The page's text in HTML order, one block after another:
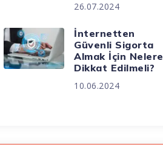
26.07.2024
İnternetten
Güvenli Sigorta
Almak İçin Nelere
Dikkat Edilmeli?
10.06.2024